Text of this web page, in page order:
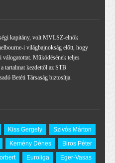
kapitány, volt MVLSZ-elnök
i világbajnokság előtt, hogy
válogatottat. Működésének teljes
tartalmat kezdettől az STB
Betéti Társaság biztosítja.
Kiss Gergely
Szivós Márton
Kemény Dénes
Biros Péter
Euroliga Eger-Vasas